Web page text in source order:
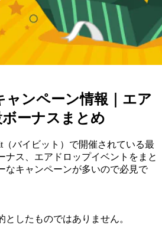
ャンペーン情報｜エア
ボーナスまとめ
（バイビット）で開催されている最
ナス、エアドロップイベントをまと
なキャンペーンが多いので必見で
したものではありません。